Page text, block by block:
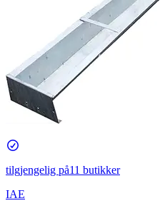
tilgjengelig på11 butikker
IAE